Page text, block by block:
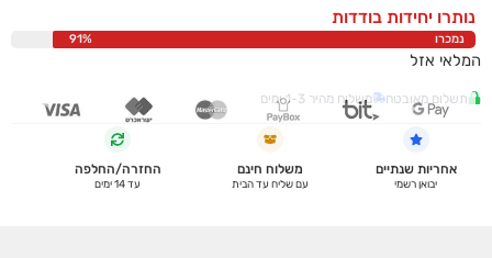
נותרו יחידות בודדות
נמכרו 91%
המלאי אזל
תשלום מאובטח משלוח מהיר 1-3 ימים
אחריות שנתיים
יבואן רשמי
משלוח חינם
עם שליח עד הבית
החזרה/החלפה
עד 14 ימים